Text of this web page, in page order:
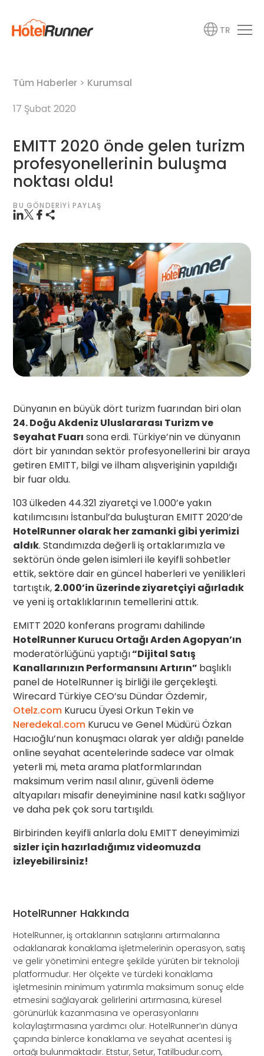
TR
Tüm Haberler > Kurumsal
17 Şubat 2020
EMITT 2020 önde gelen turizm
profesyonellerinin buluşma
noktası oldu!
BU GÖNDERIYI PAYLAŞ
Dünyanın en büyük dört turizm fuarından biri olan
24. Doğu Akdeniz Uluslararası Turizm ve
Seyahat Fuarı sona erdi. Türkiye’nin ve dünyanın
dört bir yanından sektör profesyonellerini bir araya
getiren EMITT, bilgi ve ilham alışverişinin yapıldığı
bir fuar oldu.
103 ülkeden 44.321 ziyaretçi ve 1.000’e yakın
katılımcısını İstanbul’da buluşturan EMITT 2020’de
HotelRunner olarak her zamanki gibi yerimizi
aldık. Standımızda değerli iş ortaklarımızla ve
sektörün önde gelen isimleri ile keyifli sohbetler
ettik, sektöre dair en güncel haberleri ve yenilikleri
tartıştık, 2.000’in üzerinde ziyaretçiyi ağırladık
ve yeni iş ortaklıklarının temellerini attık.
EMITT 2020 konferans programı dahilinde
HotelRunner Kurucu Ortağı Arden Agopyan’ın
moderatörlüğünü yaptığı“Dijital Satış
Kanallarınızın Performansını Artırın” başlıklı
panel de HotelRunner iş birliği ile gerçekleşti.
Wirecard Türkiye CEO’su Dündar Özdemir,
Otelz.com Kurucu Üyesi Orkun Tekin ve
Neredekal.com Kurucu ve Genel Müdürü Özkan
Hacıoğlu’nun konuşmacı olarak yer aldığı panelde
online seyahat acentelerinde sadece var olmak
yeterli mi, meta arama platformlarından
maksimum verim nasıl alınır, güvenli ödeme
altyapıları misafir deneyiminine nasıl katkı sağlıyor
ve daha pek çok soru tartışıldı.
Birbirinden keyifli anlarla dolu EMITT deneyimimizi
sizler için hazırladığımız videomuzda
izleyebilirsiniz!
HotelRunner Hakkında
HotelRunner, iş ortaklarının satışlarını artırmalarına
odaklanarak konaklama işletmelerinin operasyon, satış
ve gelir yönetimini entegre şekilde yürüten bir teknoloji
platformudur. Her ölçekte ve türdeki konaklama
işletmesinin minimum yatırımla maksimum sonuç elde
etmesini sağlayarak gelirlerini artırmasına, küresel
görünürlük kazanmasına ve operasyonlarını
kolaylaştırmasına yardımcı olur. HotelRunner’ın dünya
çapında binlerce konaklama ve seyahat acentesi iş
ortağı bulunmaktadır. Etstur, Setur, Tatilbudur.com,